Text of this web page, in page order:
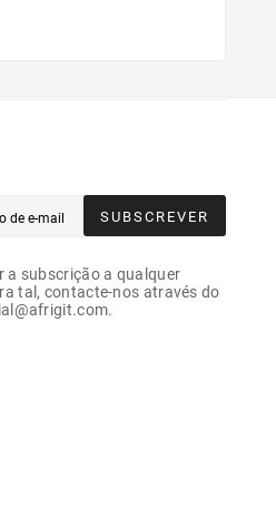
SUBSCREVER
a subscrição a qualquer
tal, contacte-nos através do